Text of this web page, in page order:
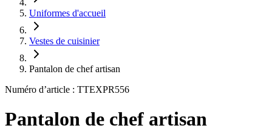
Uniformes d'accueil
Vestes de cuisinier
Pantalon de chef artisan
Numéro d’article : TTEXPR556
Pantalon de chef artisan